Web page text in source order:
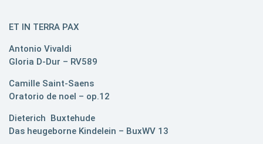
ET IN TERRA PAX
Antonio Vivaldi
Gloria D-Dur – RV589
Camille Saint-Saens
Oratorio de noel – op.12
Dieterich Buxtehude
Das heugeborne Kindelein – BuxWV 13